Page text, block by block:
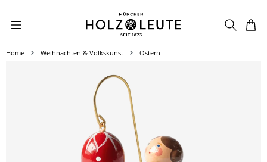
Zum Hauptinhalt springen
Home Weihnachten & Volkskunst Ostern